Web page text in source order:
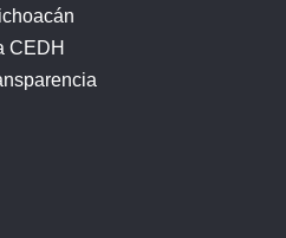
CEDH